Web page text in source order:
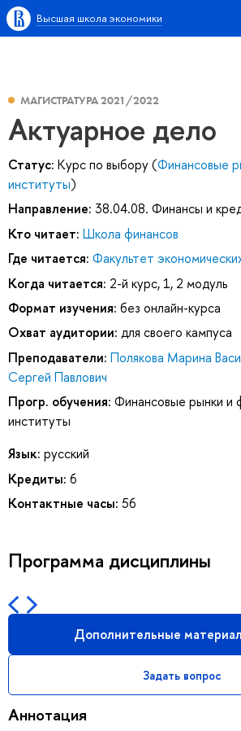
Высшая школа экономики
МАГИСТРАТУРА 2021/2022
Актуарное дело
Статус: Курс по выбору (Финансовые
институты)
Направление: 38.04.08. Финансы и
Кто читает: Школа финансов
Где читается: Факультет
Когда читается: 2-й курс, 1, 2 модуль
Формат изучения: без онлайн-курса
Охват аудитории: для своего кампуса
Преподаватели: Полякова Марина
Сергей Павлович
Прогр. обучения: Финансовые рынки и
институты
Язык: русский
Кредиты: 6
Контактные часы: 56
Программа дисциплины
Дополнительные
Задать вопрос
Аннотация